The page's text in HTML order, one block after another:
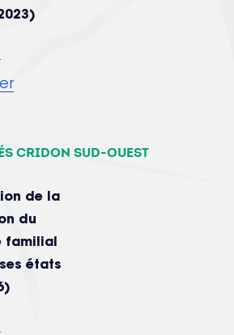
SUD-OUEST
de la
du
familial
états